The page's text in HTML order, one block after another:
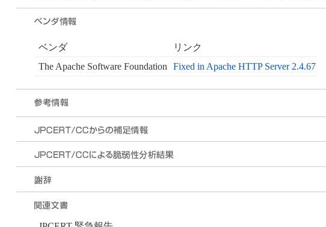
ベンダ
リンク
The Apache Software Foundation Fixed in Apache HTTP Server 2.4.67